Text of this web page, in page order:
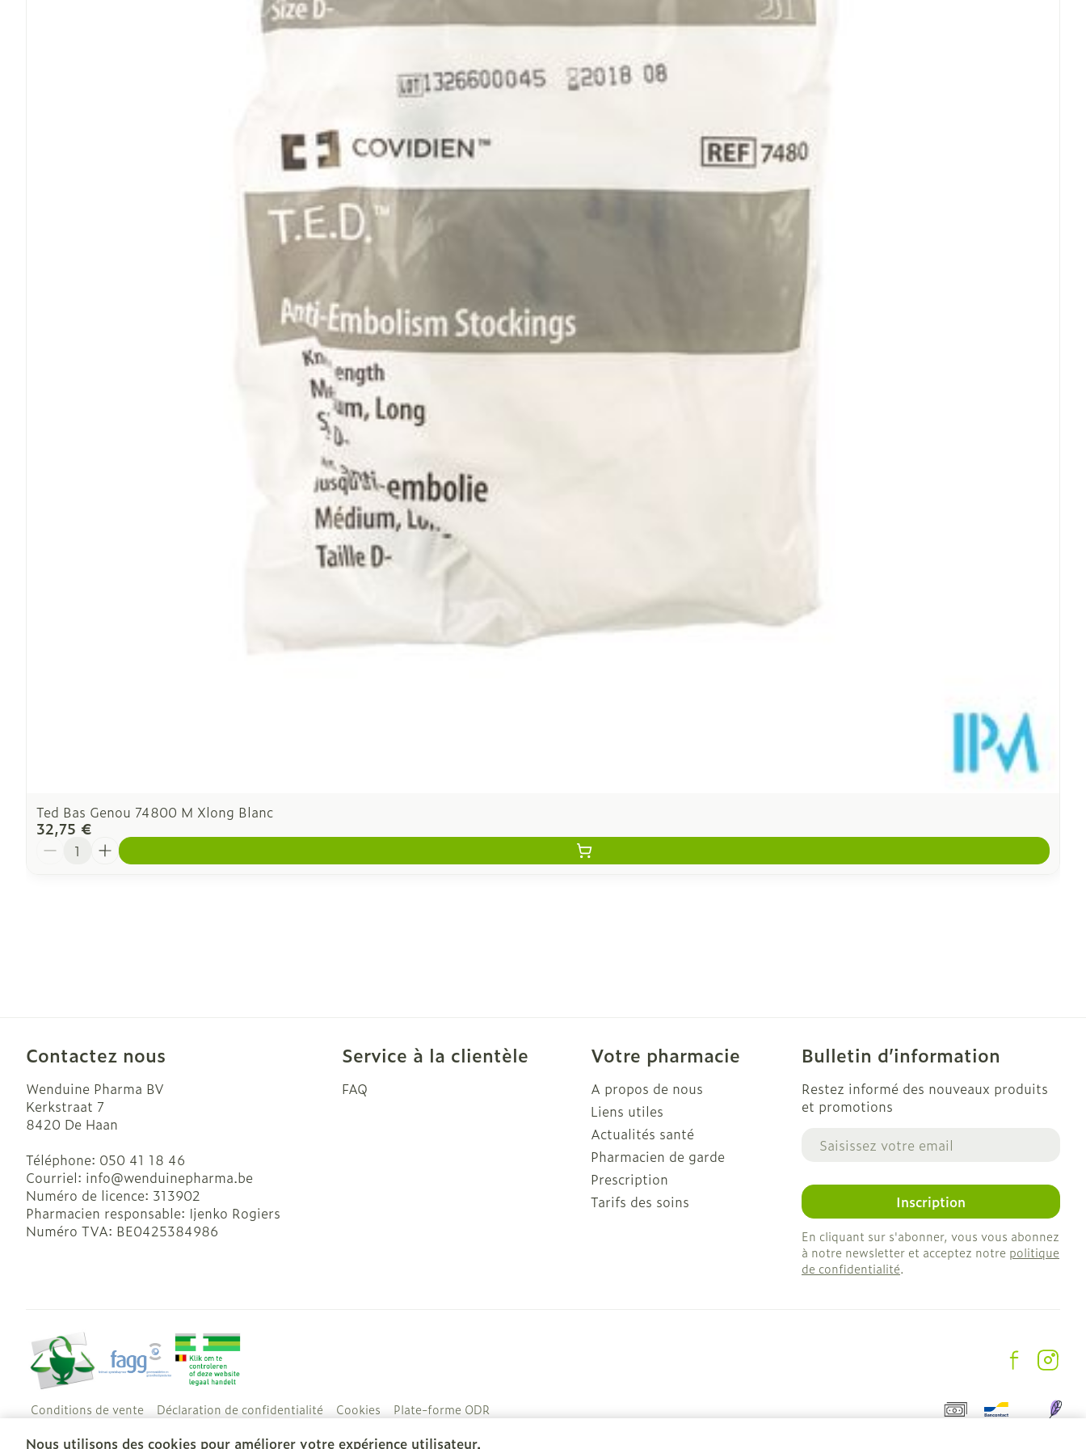
Nous utilisons des cookies pour améliorer votre expérience utilisateur.
chauffage ou au soleil.
Certaines huiles, crèmes ou pommades peuvent endommager les bas.
Nous déclinons toute responsabilité en cas d'une mauvaise utilisation ou d'une modification
Ted Bas Genou 74800 M Xlong Blanc
32,75 €
Quantité
Contactez nous
Wenduine Pharma BV
Kerkstraat 7
8420 De Haan
Téléphone: 050 41 18 46
Courriel: info@wenduinepharma.be
Numéro de licence: 313902
Pharmacien responsable: Ijenko Rogiers
Numéro TVA: BE0425384986
Service à la clientèle
FAQ
Votre pharmacie
A propos de nous
Liens utiles
Actualités santé
Pharmacien de garde
Prescription
Tarifs des soins
Bulletin d’information
Restez informé des nouveaux produits
et promotions
Adresse mail
Inscription
En cliquant sur s'abonner, vous vous abonnez
à notre newsletter et acceptez notre politique
de confidentialité.
Conditions de vente Déclaration de confidentialité Cookies Plate-forme ODR